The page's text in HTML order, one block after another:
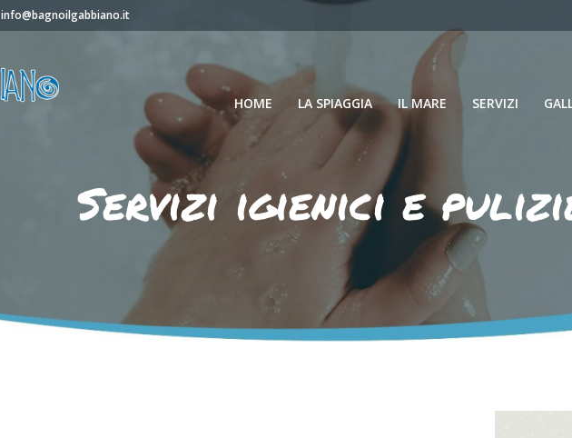
info@bagnoilgabbiano.it
HOME LA SPIAGGIA IL MARE SERVIZI
Servizi igienici e